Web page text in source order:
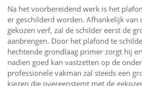
Na het voorbereidend werk is het
er geschilderd worden. Afhankelijk van
gekozen verf, zal de schilder eerst de
aanbrengen. Door het plafond te
hechtende grondlaag primer zorgt hij
nadien goed kan vastzetten op de
professionele vakman zal steeds een
kiezen die overeenstemt met de